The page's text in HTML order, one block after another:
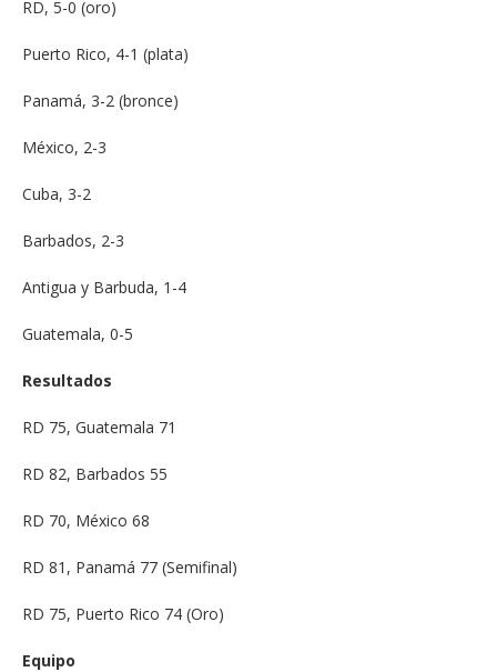
RD, 5-0 (oro)
Puerto Rico, 4-1 (plata)
Panamá, 3-2 (bronce)
México, 2-3
Cuba, 3-2
Barbados, 2-3
Antigua y Barbuda, 1-4
Guatemala, 0-5
Resultados
RD 75, Guatemala 71
RD 82, Barbados 55
RD 70, México 68
RD 81, Panamá 77 (Semifinal)
RD 75, Puerto Rico 74 (Oro)
Equipo